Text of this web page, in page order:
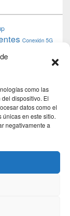
como las
dispositivo. El
datos como el
en este sitio.
negativamente a
Conexión 5G
iphone
torrent
Windows